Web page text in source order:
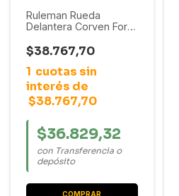
Ruleman Rueda
Delantera Corven Ford
Ecosport Kinetic /
Focus (C/ABS)
$38.767,70
1 cuotas sin
interés de
$38.767,70
$36.829,32
con Transferencia o
depósito